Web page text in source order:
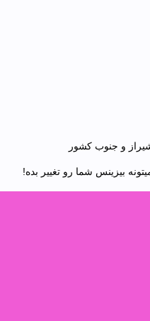
شیراز و جنوب کشور
بیزینس شما رو تغییر بده!